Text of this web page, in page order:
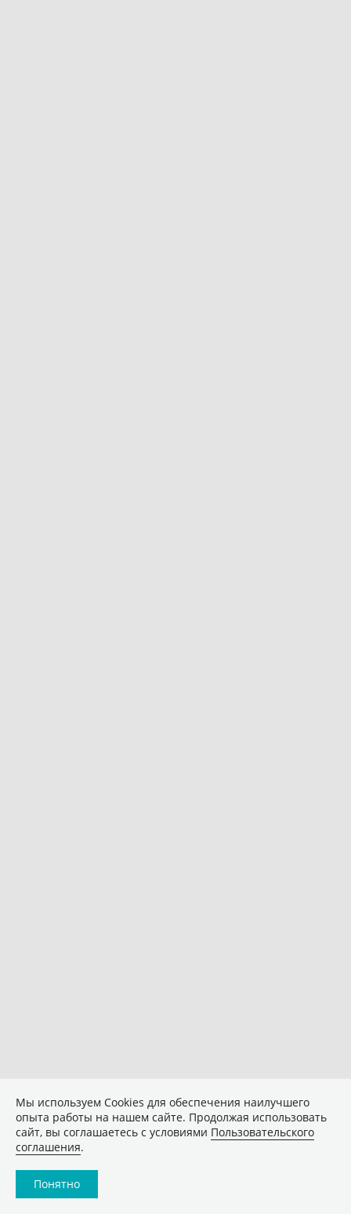
Мы используем Сookies для обеспечения наилучшего
опыта работы на нашем сайте. Продолжая использовать
сайт, вы соглашаетесь с условиями Пользовательского
соглашения.
Понятно